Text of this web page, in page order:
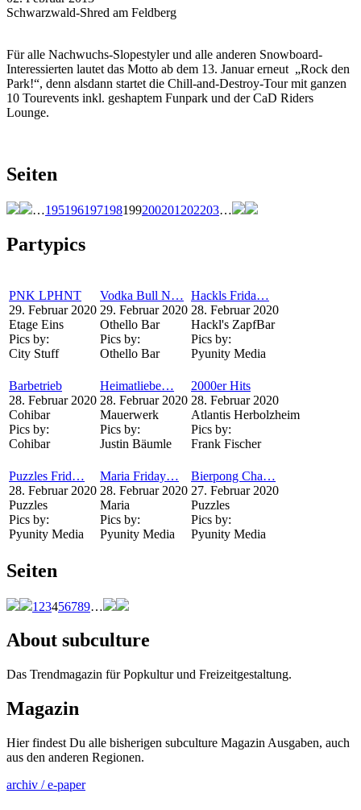
Schwarzwald-Shred am Feldberg
Für alle Nachwuchs-Slopestyler und alle anderen Snowboard-
Interessierten lautet das Motto ab dem 13. Januar erneut „Rock den
Park!“, denn alsdann startet die Chill-and-Destroy-Tour mit ganzen
10 Tourevents inkl. geshaptem Funpark und der CaD Riders
Lounge.
Seiten
…195196197198199200201 202203…
Partypics
PNK LPHNT
29. Februar 2020
Etage Eins
Pics by:
City Stuff
Vodka Bull N…
29. Februar 2020
Othello Bar
Pics by:
Othello Bar
Hackls Frida…
28. Februar 2020
Hackl's ZapfBar
Pics by:
Pyunity Media
Barbetrieb
28. Februar 2020
Cohibar
Pics by:
Cohibar
Heimatliebe…
28. Februar 2020
Mauerwerk
Pics by:
Justin Bäumle
2000er Hits
28. Februar 2020
Atlantis Herbolzheim
Pics by:
Frank Fischer
Puzzles Frid…
28. Februar 2020
Puzzles
Pics by:
Pyunity Media
Maria Friday…
28. Februar 2020
Maria
Pics by:
Pyunity Media
Bierpong Cha…
27. Februar 2020
Puzzles
Pics by:
Pyunity Media
Seiten
1 23456789…
About subculture
Das Trendmagazin für Popkultur und Freizeitgestaltung.
Magazin
Hier findest Du alle bisherigen subculture Magazin Ausgaben, auch
aus den anderen Regionen.
archiv / e-paper